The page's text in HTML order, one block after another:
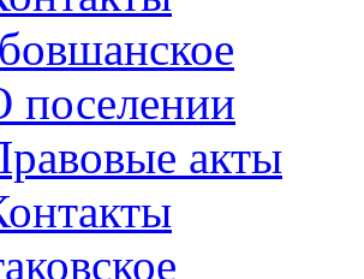
поселении
акты